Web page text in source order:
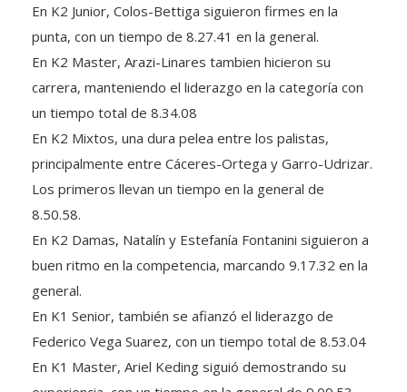
En K2 Junior, Colos-Bettiga siguieron firmes en la
punta, con un tiempo de 8.27.41 en la general.
En K2 Master, Arazi-Linares tambien hicieron su
carrera, manteniendo el liderazgo en la categoría con
un tiempo total de 8.34.08
En K2 Mixtos, una dura pelea entre los palistas,
principalmente entre Cáceres-Ortega y Garro-Udrizar.
Los primeros llevan un tiempo en la general de
8.50.58.
En K2 Damas, Natalín y Estefanía Fontanini siguieron a
buen ritmo en la competencia, marcando 9.17.32 en la
general.
En K1 Senior, también se afianzó el liderazgo de
Federico Vega Suarez, con un tiempo total de 8.53.04
En K1 Master, Ariel Keding siguió demostrando su